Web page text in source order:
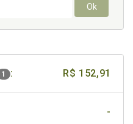
Ok
1 : R$ 152,91
-